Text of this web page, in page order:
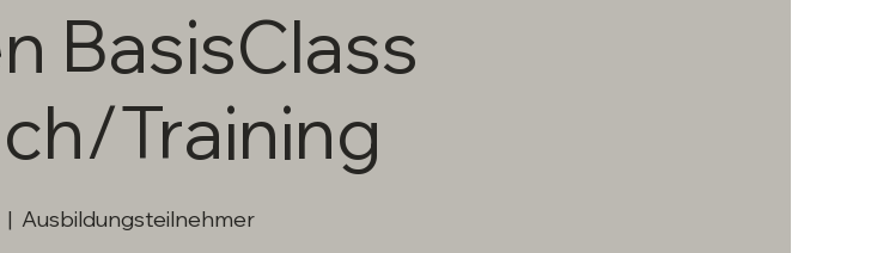
BasisClass
Training
|
Ausbildungsteilnehmer